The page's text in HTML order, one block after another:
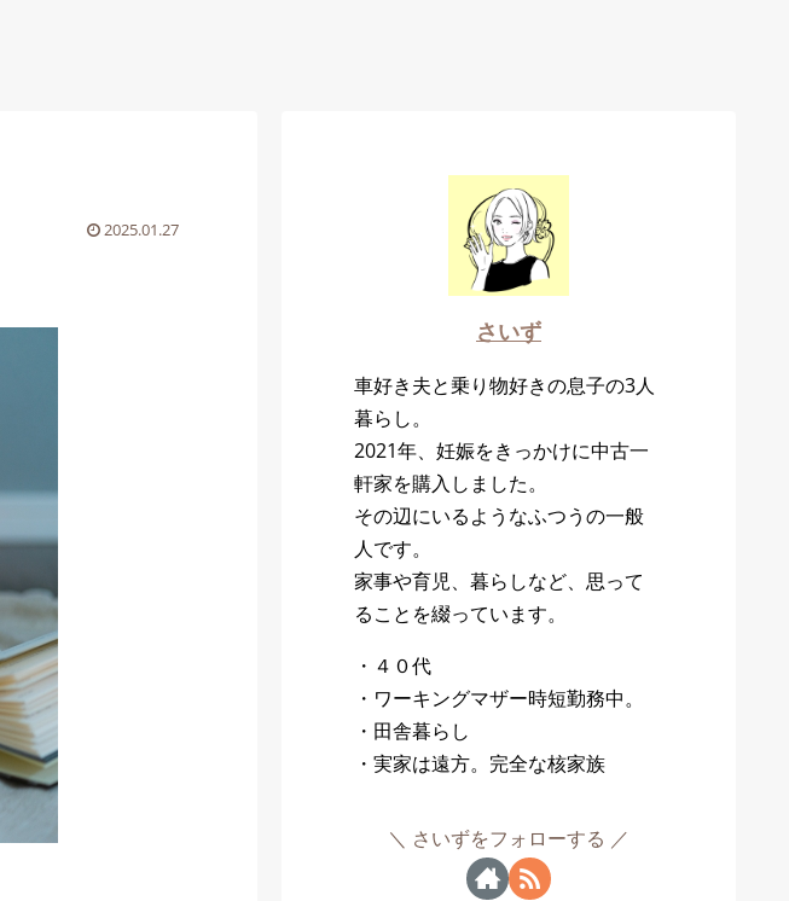
2025.01.27
さいず
車好き夫と乗り物好きの息子の3人
暮らし。
2021年、妊娠をきっかけに中古一
軒家を購入しました。
その辺にいるようなふつうの一般
人です。
家事や育児、暮らしなど、思って
ることを綴っています。
・４０代
・ワーキングマザー時短勤務中。
・田舎暮らし
・実家は遠方。完全な核家族
さいずをフォローする